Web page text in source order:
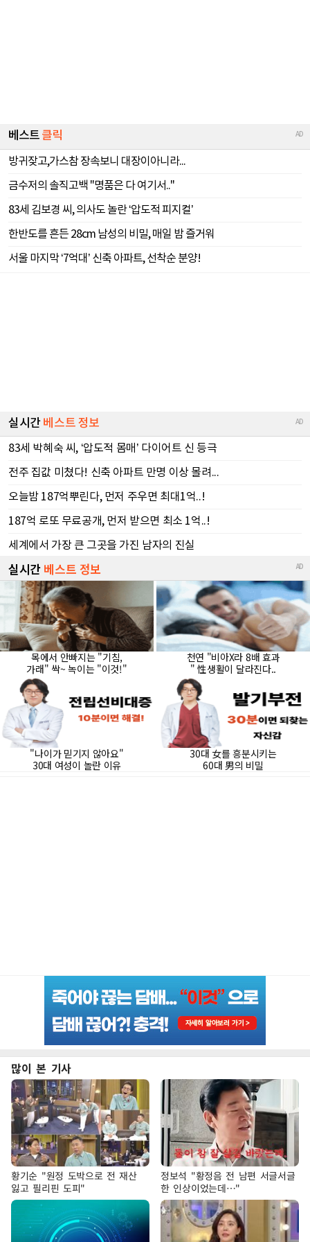
많이 본 기사
황기순 "원정 도박으로 전 재산
잃고 필리핀 도피"
정보석 "황정음 전 남편 서글서글
한 인상이었는데…"